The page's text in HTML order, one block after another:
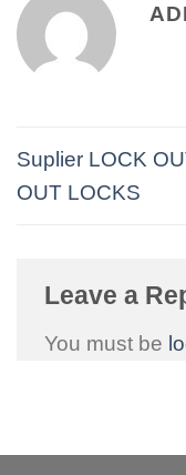
Suplier LOCK
OUT LOCKS
Leave a
You must be